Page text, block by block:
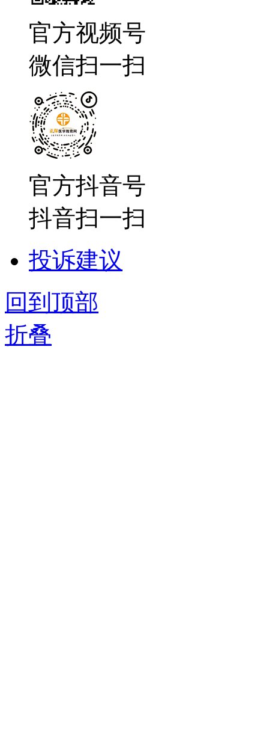
官方视频号
微信扫一扫
官方抖音号
抖音扫一扫
投诉建议
回到顶部
折叠